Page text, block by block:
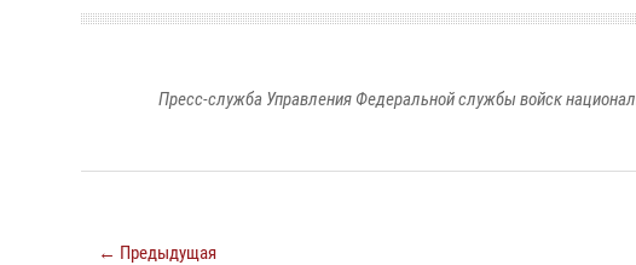
Пресс-служба Управления Федеральной службы войск
← Предыдущая